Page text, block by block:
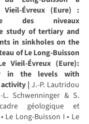
Évreux (Eure) :
des niveaux
study of tertiary and
in sinkholes on the
of Le Long-Buisson
Vieil-Évreux (Eure):
in the levels with
| J.-P. Lautridou
Schwenninger & S.
géologique et
Le Long-Buisson I • Le